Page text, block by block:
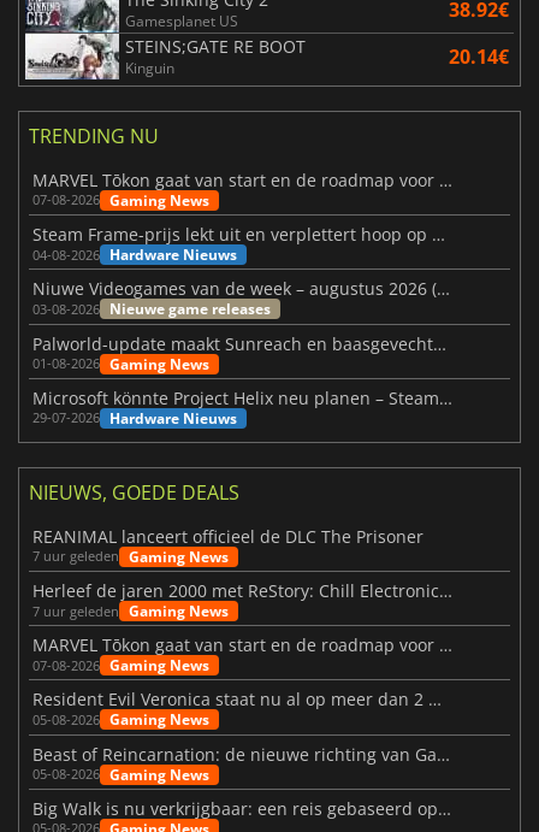
Gamesplanet US 38.92€
STEINS;GATE RE BOOT
Kinguin 20.14€
TRENDING NU
MARVEL Tōkon gaat van start en de roadmap voor jaar 1 is bekendgemaakt
07-08-2026 Gaming News
Steam Frame-prijs lekt uit en verplettert hoop op betaalbare VR
04-08-2026 Hardware Nieuws
Niuwe Videogames van de week – augustus 2026 (week 32)
03-08-2026 Nieuwe game releases
Palworld-update maakt Sunreach en baasgevechten stabieler
01-08-2026 Gaming News
Microsoft könnte Project Helix neu planen – Steam-Support wackelt
29-07-2026 Hardware Nieuws
NIEUWS, GOEDE DEALS
REANIMAL lanceert officieel de DLC The Prisoner
7 uur geleden Gaming News
Herleef de jaren 2000 met ReStory: Chill Electronics Repairs
7 uur geleden Gaming News
MARVEL Tōkon gaat van start en de roadmap voor jaar 1 is bekendgemaakt
07-08-2026 Gaming News
Resident Evil Veronica staat nu al op meer dan 2 miljoen verlanglijstjes
05-08-2026 Gaming News
Beast of Reincarnation: de nieuwe richting van Game Freak
05-08-2026 Gaming News
Big Walk is nu verkrijgbaar: een reis gebaseerd op vriendschap
05-08-2026